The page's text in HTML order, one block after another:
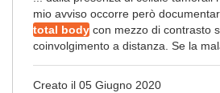
mio avviso occorre però
total body con mezzo di contrasto
coinvolgimento a distanza. Se la
Creato il 05 Giugno 2020